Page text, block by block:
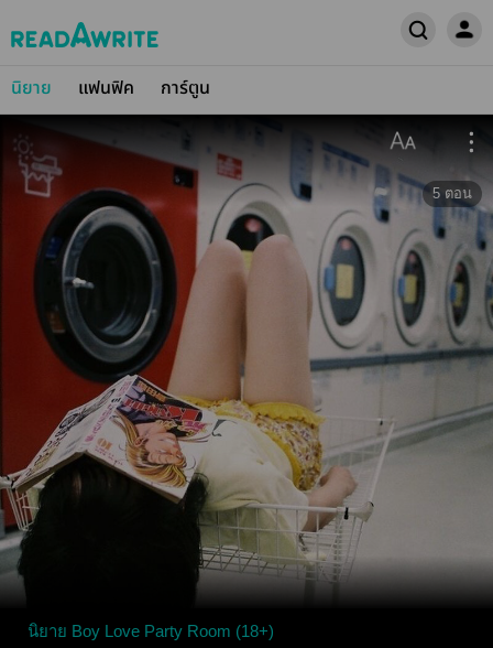
นิยาย แฟนฟิค การ์ตูน
5 ตอน
นิยาย Boy Love Party Room (18+)